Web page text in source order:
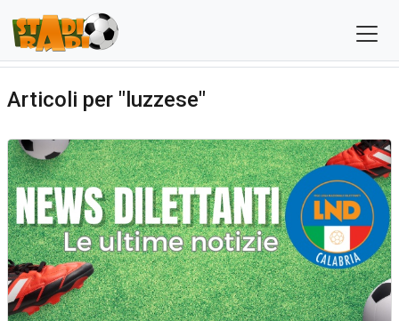
Articoli per "luzzese"